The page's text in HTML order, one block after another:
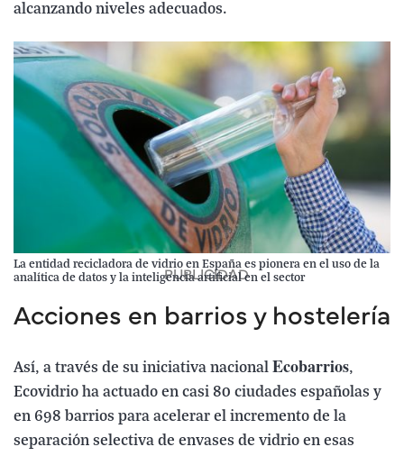
alcanzando niveles adecuados.
La entidad recicladora de vidrio en España es pionera en el uso de la
analítica de datos y la inteligencia artificial en el sector
Acciones en barrios y hostelería
Así, a través de su iniciativa nacional Ecobarrios,
Ecovidrio ha actuado en casi 80 ciudades españolas y
en 698 barrios para acelerar el incremento de la
separación selectiva de envases de vidrio en esas